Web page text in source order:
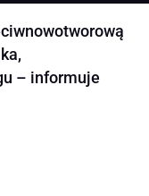
– informuje